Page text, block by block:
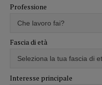
Professione
Fascia di età
Interesse principale